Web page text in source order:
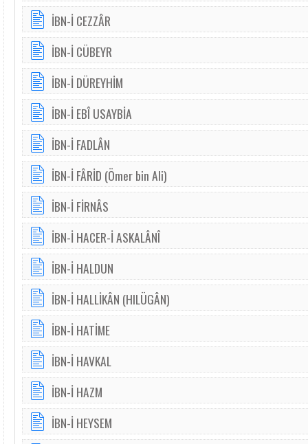
İBN-İ CEZZÂR
İBN-İ CÜBEYR
İBN-İ DÜREYHİM
İBN-İ EBÎ USAYBİA
İBN-İ FADLÂN
İBN-İ FÂRİD (Ömer bin Ali)
İBN-İ FİRNÂS
İBN-İ HACER-İ ASKALÂNÎ
İBN-İ HALDUN
İBN-İ HALLİKÂN (HILÜGÂN)
İBN-İ HATİME
İBN-İ HAVKAL
İBN-İ HAZM
İBN-İ HEYSEM